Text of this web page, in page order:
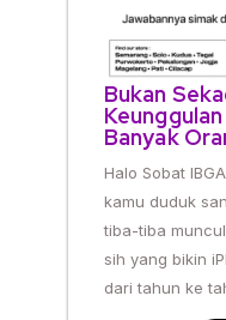
Bukan
Banyak
Halo Sobat
kamu duduk
tiba-tiba
sih yang bikin
dari tahun ke